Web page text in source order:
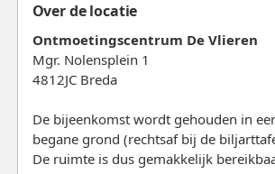
Over de locatie
Ontmoetingscentrum De Vlieren
Mgr. Nolensplein 1
4812JC Breda
De bijeenkomst wordt gehouden in
begane grond (rechtsaf bij de
De ruimte is dus gemakkelijk